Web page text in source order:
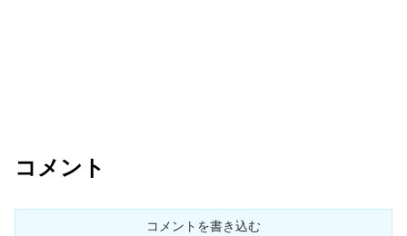
コメント
コメントを書き込む